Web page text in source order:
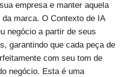
empresa e manter aquela
marca. O Contexto de IA
negócio a partir de seus
garantindo que cada peça de
com seu tom de
negócio. Esta é uma